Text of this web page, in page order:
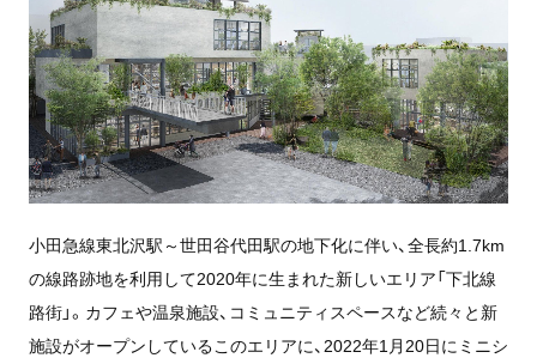
小田急線東北沢駅～世田谷代田駅の地下化に伴い、全長約1.7km
の線路跡地を利用して2020年に生まれた新しいエリア「下北線
路街」。カフェや温泉施設、コミュニティスペースなど続々と新
施設がオープンしているこのエリアに、2022年1月20日にミニシ